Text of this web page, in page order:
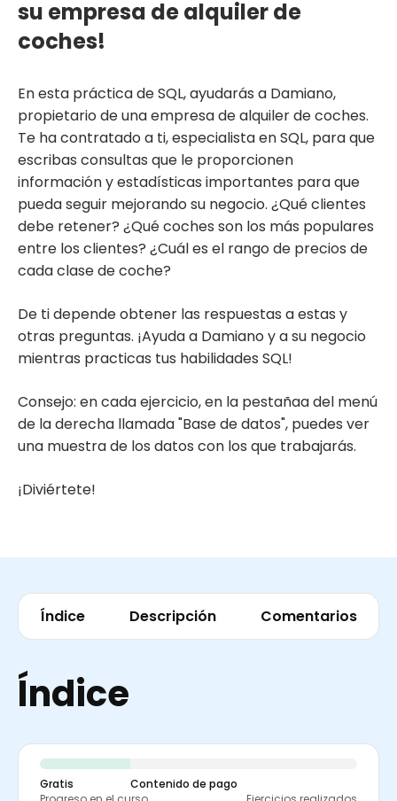
su empresa de alquiler de
coches!
En esta práctica de SQL, ayudarás a Damiano,
propietario de una empresa de alquiler de coches.
Te ha contratado a ti, especialista en SQL, para que
escribas consultas que le proporcionen
información y estadísticas importantes para que
pueda seguir mejorando su negocio. ¿Qué clientes
debe retener? ¿Qué coches son los más populares
entre los clientes? ¿Cuál es el rango de precios de
cada clase de coche?
De ti depende obtener las respuestas a estas y
otras preguntas. ¡Ayuda a Damiano y a su negocio
mientras practicas tus habilidades SQL!
Consejo: en cada ejercicio, en la pestañaa del menú
de la derecha llamada "Base de datos", puedes ver
una muestra de los datos con los que trabajarás.
¡Diviértete!
Índice Descripción Comentarios
Índice
Gratis
Contenido de pago